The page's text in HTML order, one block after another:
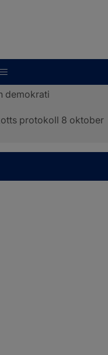
demokrati
protokoll 8 oktober